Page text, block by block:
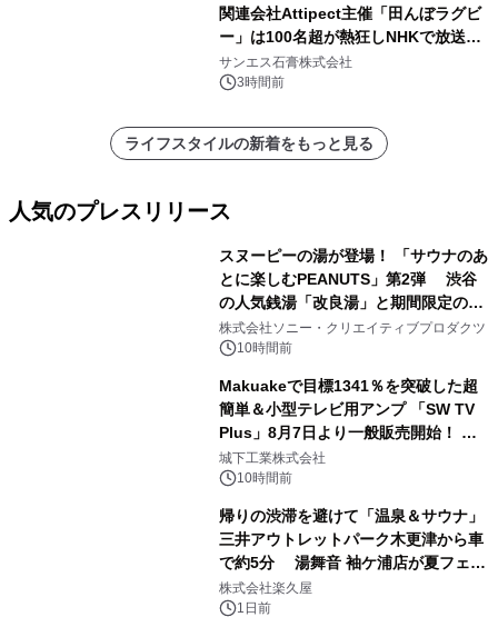
関連会社Attipect主催「田んぼラグビ
ー」は100名超が熱狂しNHKで放送さ
れました。
サンエス石膏株式会社
3時間前
ライフスタイルの新着をもっと見る
人気のプレスリリース
スヌーピーの湯が登場！ 「サウナのあ
とに楽しむPEANUTS」第2弾 渋谷
の人気銭湯「改良湯」と期間限定のコ
ラボレーション サウナイキタイコラ
ボグッズも発売決定！
株式会社ソニー・クリエイティブプロダクツ
10時間前
Makuakeで目標1341％を突破した超
簡単＆小型テレビ用アンプ 「SW TV
Plus」8月7日より一般販売開始！ ケ
ーブル1本つなぐだけ、テレビの音が
ぐっと豊かに
城下工業株式会社
10時間前
帰りの渋滞を避けて「温泉＆サウナ」
三井アウトレットパーク木更津から車
で約5分 湯舞音 袖ケ浦店が夏フェア
メニューを提供
株式会社楽久屋
1日前